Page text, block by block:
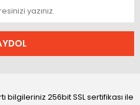
bilgileriniz 256bit SSL sertifikası ile